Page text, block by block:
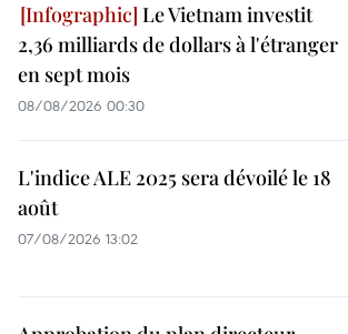
Le Vietnam investit
2,36 milliards de dollars à l'étranger
en sept mois
08/08/2026 00:30
L'indice ALE 2025 sera dévoilé le 18
août
07/08/2026 13:02